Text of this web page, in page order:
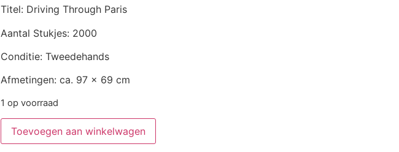
Titel: Driving Through Paris
Aantal Stukjes: 2000
Conditie: Tweedehands
Afmetingen: ca. 97 x 69 cm
1 op voorraad
Toevoegen aan winkelwagen